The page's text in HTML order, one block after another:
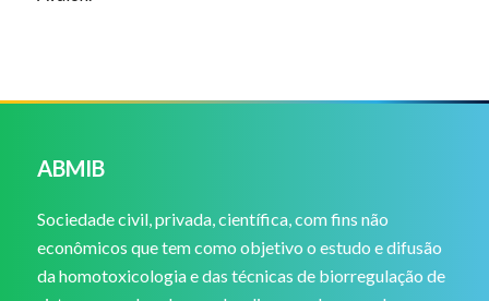
ABMIB
Sociedade civil, privada, científica, com fins não
econômicos que tem como objetivo o estudo e difusão
da homotoxicologia e das técnicas de biorregulação de